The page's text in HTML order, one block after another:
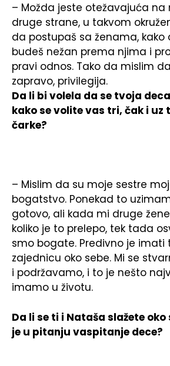
– Možda jeste otežavajuća na
druge strane, u takvom
da postupaš sa ženama, kako
budeš nežan prema njima i
pravi odnos. Tako da mislim
zapravo, privilegija.
Da li bi volela da se tvoja
kako se volite vas tri, čak i uz
čarke?
– Mislim da su moje sestre
bogatstvo. Ponekad to
gotovo, ali kada mi druge
koliko je to prelepo, tek tada
smo bogate. Predivno je imati
zajednicu oko sebe. Mi se
i podržavamo, i to je nešto
imamo u životu.
Da li se ti i Nataša slažete
je u pitanju vaspitanje dece?